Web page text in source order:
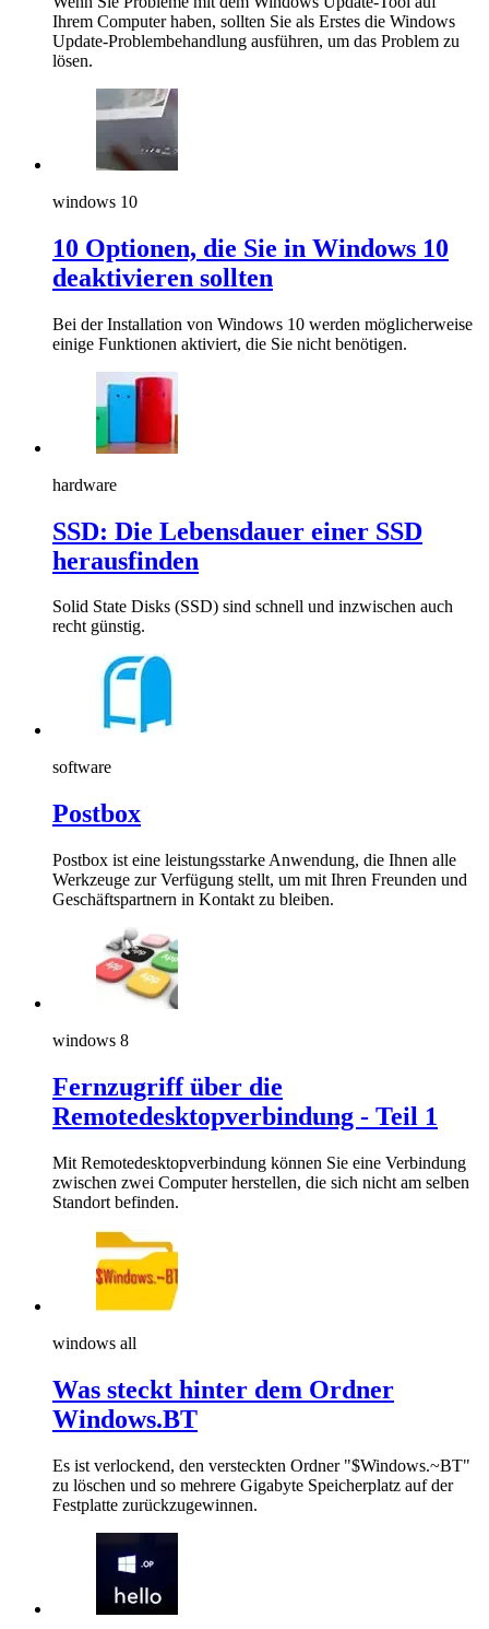
Ihrem Computer haben, sollten Sie als Erstes die Windows
Update-Problembehandlung ausführen, um das Problem zu
lösen.
windows 10
10 Optionen, die Sie in Windows 10
deaktivieren sollten
Bei der Installation von Windows 10 werden möglicherweise
einige Funktionen aktiviert, die Sie nicht benötigen.
hardware
SSD: Die Lebensdauer einer SSD
herausfinden
Solid State Disks (SSD) sind schnell und inzwischen auch
recht günstig.
software
Postbox
Postbox ist eine leistungsstarke Anwendung, die Ihnen alle
Werkzeuge zur Verfügung stellt, um mit Ihren Freunden und
Geschäftspartnern in Kontakt zu bleiben.
windows 8
Fernzugriff über die
Remotedesktopverbindung - Teil 1
Mit Remotedesktopverbindung können Sie eine Verbindung
zwischen zwei Computer herstellen, die sich nicht am selben
Standort befinden.
windows all
Was steckt hinter dem Ordner
Windows.BT
Es ist verlockend, den versteckten Ordner "$Windows.~BT"
zu löschen und so mehrere Gigabyte Speicherplatz auf der
Festplatte zurückzugewinnen.